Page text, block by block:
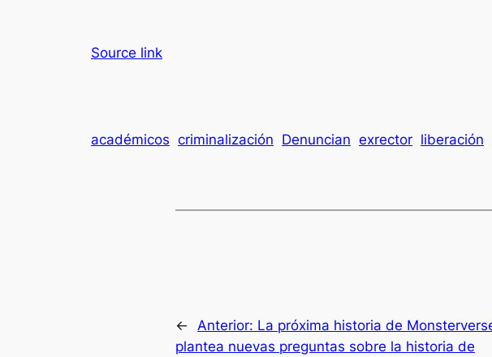
Source link
académicos criminalización Denuncian exrector liberación
← Anterior: La próxima historia de
plantea nuevas preguntas sobre la historia de